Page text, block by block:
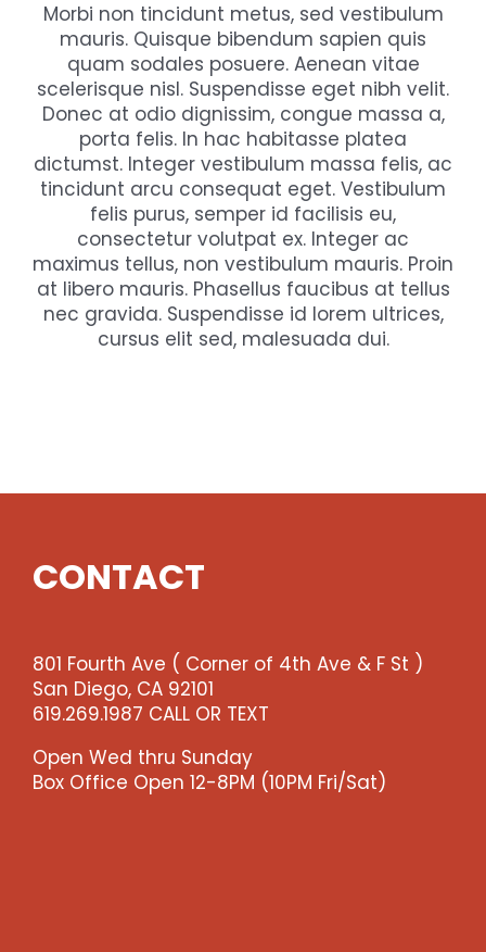
Morbi non tincidunt metus, sed vestibulum
mauris. Quisque bibendum sapien quis
quam sodales posuere. Aenean vitae
scelerisque nisl. Suspendisse eget nibh velit.
Donec at odio dignissim, congue massa a,
porta felis. In hac habitasse platea
dictumst. Integer vestibulum massa felis, ac
tincidunt arcu consequat eget. Vestibulum
felis purus, semper id facilisis eu,
consectetur volutpat ex. Integer ac
maximus tellus, non vestibulum mauris. Proin
at libero mauris. Phasellus faucibus at tellus
nec gravida. Suspendisse id lorem ultrices,
cursus elit sed, malesuada dui.
CONTACT
801 Fourth Ave ( Corner of 4th Ave & F St )
San Diego, CA 92101
619.269.1987 CALL OR TEXT
Open Wed thru Sunday
Box Office Open 12-8PM (10PM Fri/Sat)